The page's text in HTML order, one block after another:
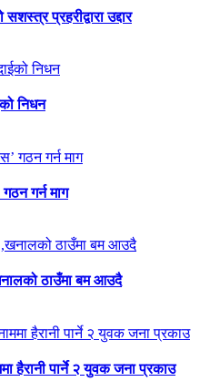
प्रहरीद्वारा उद्दार
निधन
गर्न माग
ठाउँमा बम आउदै
हैरानी पार्ने २ युवक जना प्रकाउ